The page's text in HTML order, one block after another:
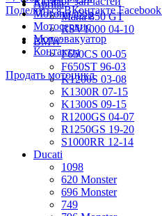
Поделиться ВКонтакте Facebook
Aprilia
Mana 850 GT
RSV1000 04-10
BMW
F650CS 00-05
F650ST 96-03
K1200S 03-08
K1300R 07-15
K1300S 09-15
R1200GS 04-07
R1250GS 19-20
S1000RR 12-14
Ducati
1098
620 Monster
696 Monster
749
Мотоподбор
Мотосервис
Мотоэвакуатор
Контакты
Продать мотоцикл